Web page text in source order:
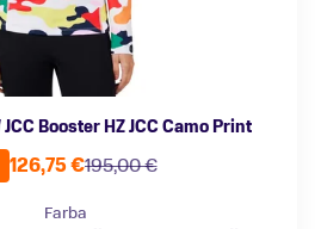
Booster HZ JCC Camo Print
195,00 €
126,75 €
Farba